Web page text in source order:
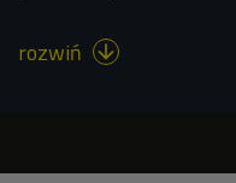
rozwiń 